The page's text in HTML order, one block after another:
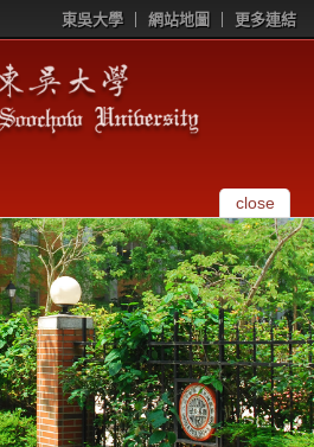
東吳大學 網站地圖 更多連結
close